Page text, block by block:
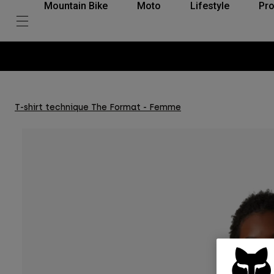
Mountain Bike Moto Lifestyle
T-shirt technique The Format - Femme